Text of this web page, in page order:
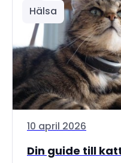
Hälsa
10 april 2026
Din guide till